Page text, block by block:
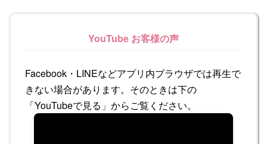
YouTube お客様の声
Facebook・LINEなどアプリ内ブラウザでは再生で
きない場合があります。そのときは下の
「YouTubeで見る」からご覧ください。